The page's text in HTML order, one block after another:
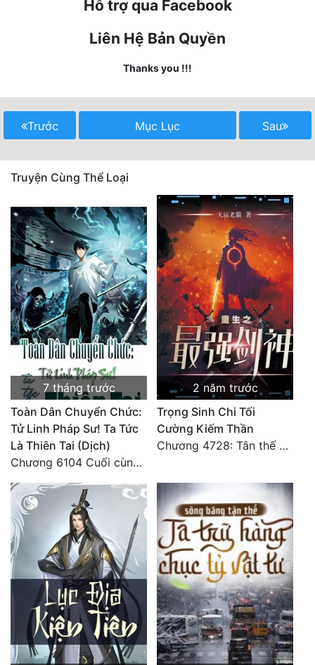
Vô Địch
Võ Hiệp
Xuyên Không
Xuyên Nhanh
Xuyên Sách
Xuyên Thư
Điền Văn
Đô Thị
Đông Phương
Đông Phương Huyền Huyễn
Đồng Nhân
Cẩu Đạo Trường Sinh
Ngự Thú
Truyện Nam
Truyện Nữ
Vô Địch Lưu
Xây Dựng Thế Lực
Đam Mỹ
Đẹp
Hỗ trợ qua Facebook
Liên Hệ Bản Quyền
Thanks you !!!
Trước Mục Lục Sau
Truyện Cùng Thể Loại
7 tháng trước
Toàn Dân Chuyển Chức:
Tử Linh Pháp Sư! Ta Tức
Là Thiên Tai (Dịch)
Chương 6104 Cuối cùng (HẾT)
2 năm trước
Trọng Sinh Chi Tối
Cường Kiếm Thần
Chương 4728: Tân thế giới (đại kết cục) (10)